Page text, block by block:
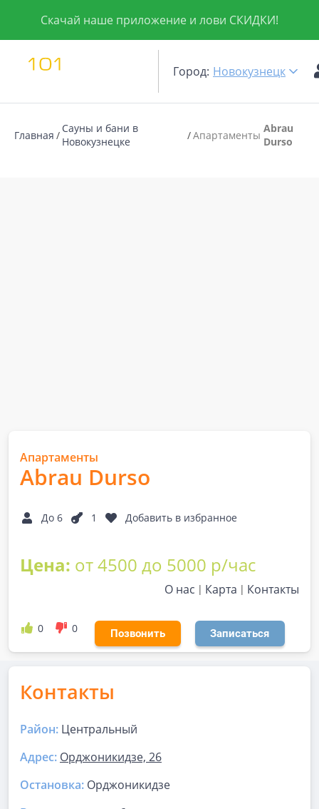
Скачай наше приложение и лови СКИДКИ!
Город: Новокузнецк
Главная
Сауны и бани в
Новокузнецке
Апартаменты Abrau
Durso
Апартаменты
Abrau Durso
До 6 1 Добавить в избранное
Цена: от 4500 до 5000 р/час
О нас Карта Контакты
0 0 Позвонить Записаться
Контакты
Район: Центральный
Адрес: Орджоникидзе, 26
Остановка: Орджоникидзе